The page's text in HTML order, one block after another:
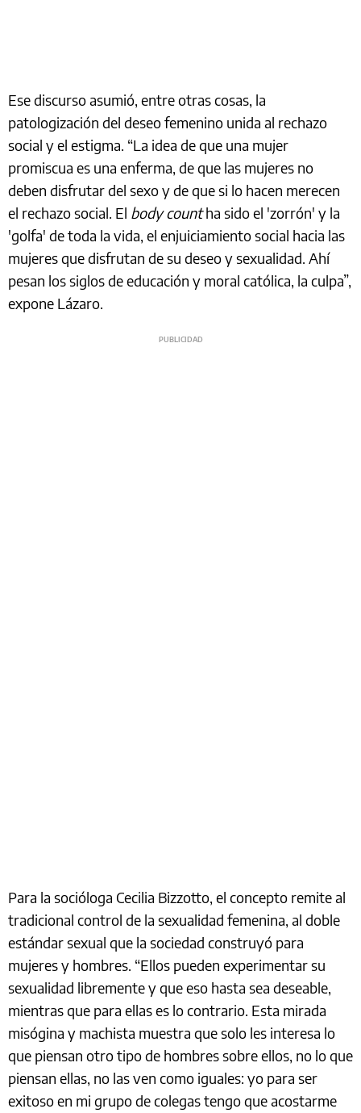
Ese discurso asumió, entre otras cosas, la
patologización del deseo femenino unida al rechazo
social y el estigma. “La idea de que una mujer
promiscua es una enferma, de que las mujeres no
deben disfrutar del sexo y de que si lo hacen merecen
el rechazo social. El body countha sido el 'zorrón' y la
'golfa' de toda la vida, el enjuiciamiento social hacia las
mujeres que disfrutan de su deseo y sexualidad. Ahí
pesan los siglos de educación y moral católica, la culpa”,
expone Lázaro.
Para la socióloga Cecilia Bizzotto, el concepto remite al
tradicional control de la sexualidad femenina, al doble
estándar sexual que la sociedad construyó para
mujeres y hombres. “Ellos pueden experimentar su
sexualidad libremente y que eso hasta sea deseable,
mientras que para ellas es lo contrario. Esta mirada
misógina y machista muestra que solo les interesa lo
que piensan otro tipo de hombres sobre ellos, no lo que
piensan ellas, no las ven como iguales: yo para ser
exitoso en mi grupo de colegas tengo que acostarme